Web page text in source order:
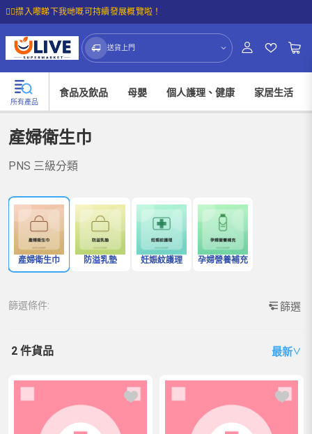
☝🏼㩒入嚟睇下我哋嘅可持續發展概覽啦！
送貨上門
所有產品
食品及飲品 母嬰 個人護理、健康 家居生活
產婦衛生巾
PNS 三級分類
產婦衛生巾 防溢乳墊 妊娠紋護理 孕婦營養補充
篩選條件: 篩選
2 件貨品 最新∨